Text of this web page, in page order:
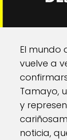
El mundo
vuelve a
Tamayo,
y
noticia,